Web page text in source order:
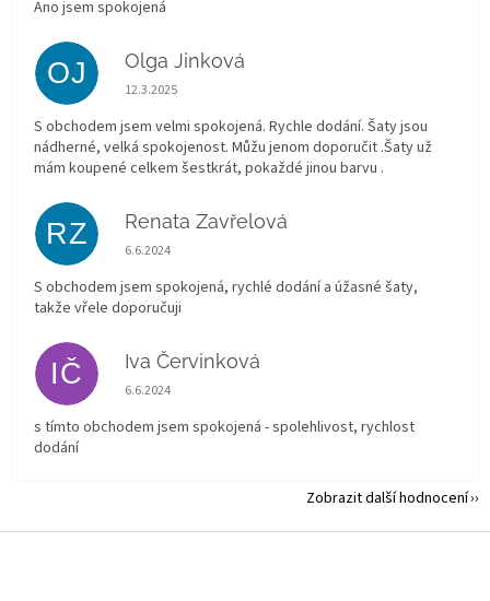
Ano jsem spokojená
OJ Olga Jinková
Hodnocení obchodu je 5 z 5 hvězdiček.
12.3.2025
S obchodem jsem velmi spokojená. Rychle dodání. Šaty jsou
nádherné, velká spokojenost. Můžu jenom doporučit .Šaty už
mám koupené celkem šestkrát, pokaždé jinou barvu .
RZ Renata Zavřelová
Hodnocení obchodu je 5 z 5 hvězdiček.
6.6.2024
S obchodem jsem spokojená, rychlé dodání a úžasné šaty,
takže vřele doporučuji
IČ Iva Červinková
Hodnocení obchodu je 5 z 5 hvězdiček.
6.6.2024
s tímto obchodem jsem spokojená - spolehlivost, rychlost
dodání
Zobrazit další hodnocení